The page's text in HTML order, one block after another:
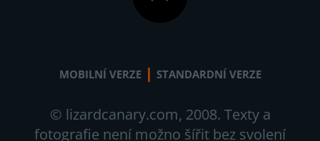
MOBILNÍ VERZE | STANDARDNÍ VERZE
© lizardcanary.com, 2008. Texty a
fotografie není možno šířit bez svolení